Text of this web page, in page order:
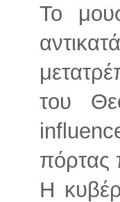
Το
του
πόρτας
Η